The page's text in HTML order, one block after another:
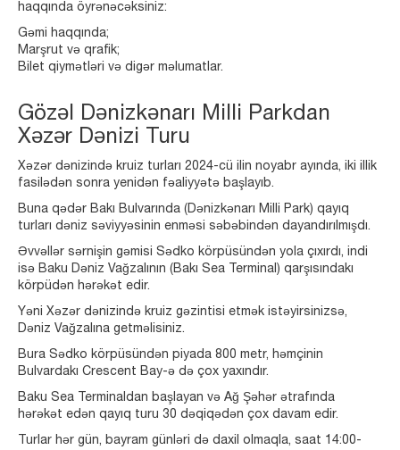
haqqında öyrənəcəksiniz:
Gəmi haqqında;
Marşrut və qrafik;
Bilet qiymətləri və digər məlumatlar.
Gözəl Dənizkənarı Milli Parkdan
Xəzər Dənizi Turu
Xəzər dənizində kruiz turları 2024-cü ilin noyabr ayında, iki illik
fasilədən sonra yenidən fəaliyyətə başlayıb.
Buna qədər Bakı Bulvarında (Dənizkənarı Milli Park) qayıq
turları dəniz səviyyəsinin enməsi səbəbindən dayandırılmışdı.
Əvvəllər sərnişin gəmisi Sədko körpüsündən yola çıxırdı, indi
isə Baku Dəniz Vağzalının (Bakı Sea Terminal) qarşısındakı
körpüdən hərəkət edir.
Yəni Xəzər dənizində kruiz gəzintisi etmək istəyirsinizsə,
Dəniz Vağzalına getməlisiniz.
Bura Sədko körpüsündən piyada 800 metr, həmçinin
Bulvardakı Crescent Bay-ə də çox yaxındır.
Baku Sea Terminaldan başlayan və Ağ Şəhər ətrafında
hərəkət edən qayıq turu 30 dəqiqədən çox davam edir.
Turlar hər gün, bayram günləri də daxil olmaqla, saat 14:00-